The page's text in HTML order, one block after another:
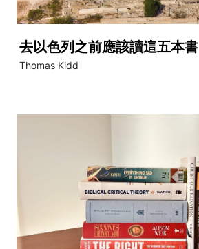
去以色列之前應該讀這五本書
Thomas Kidd